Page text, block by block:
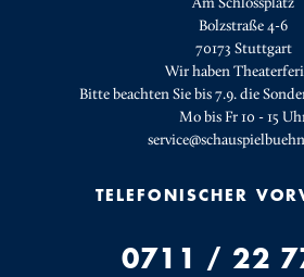
Bolzstraße 4-6
70173 Stuttgart
Wir haben
Bitte beachten Sie bis 7.9. die
Mo bis Fr 10 - 15
TELEFONISCHER
0711 / 22